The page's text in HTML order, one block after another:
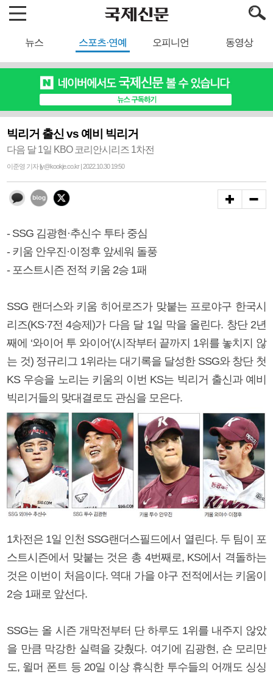
뉴스 스포츠·연예 오피니언 동영상
빅리거 출신 vs 예비 빅리거
다음 달 1일 KBO 코리안시리즈 1차전
이준영 기자 ljy@kookje.co.kr | 2022.10.30 19:50
- SSG 김광현·추신수 투타 중심
- 키움 안우진·이정후 앞세워 돌풍
- 포스트시즌 전적 키움 2승 1패
SSG 랜더스와 키움 히어로즈가 맞붙는 프로야구 한국시
리즈(KS·7전 4승제)가 다음 달 1일 막을 올린다. 창단 2년
째에 ‘와이어 투 와이어’(시작부터 끝까지 1위를 놓치지 않
는 것) 정규리그 1위라는 대기록을 달성한 SSG와 창단 첫
KS 우승을 노리는 키움의 이번 KS는 빅리거 출신과 예비
빅리거들의 맞대결로도 관심을 모은다.
1차전은 1일 인천 SSG랜더스필드에서 열린다. 두 팀이 포
스트시즌에서 맞붙는 것은 총 4번째로, KS에서 격돌하는
것은 이번이 처음이다. 역대 가을 야구 전적에서는 키움이
2승 1패로 앞선다.
SSG는 올 시즌 개막전부터 단 하루도 1위를 내주지 않았
을 만큼 막강한 실력을 갖췄다. 여기에 김광현, 숀 모리만
도, 윌머 폰트 등 20일 이상 휴식한 투수들의 어깨도 싱싱